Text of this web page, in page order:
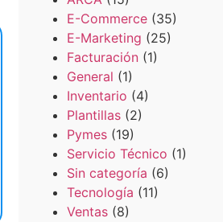
E-Commerce(35)
E-Marketing (25)
Facturación(1)
General (1)
Inventario (4)
Plantillas(2)
Pymes(19)
Servicio Técnico (1)
Sin categoría (6)
Tecnología (11)
Ventas(8)